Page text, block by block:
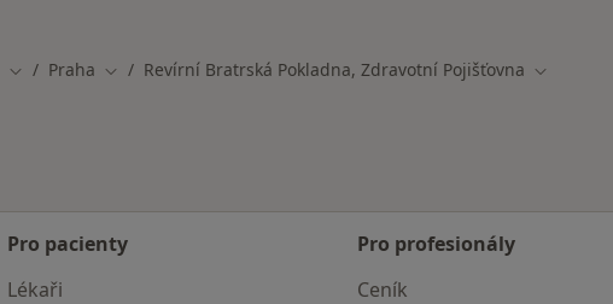
Změna města
Praha Změna města
Revírní Bratrská Pokladna, Zdravotní Pojišťovna Změna
Pro pacienty
Lékaři
Pro profesionály
Ceník